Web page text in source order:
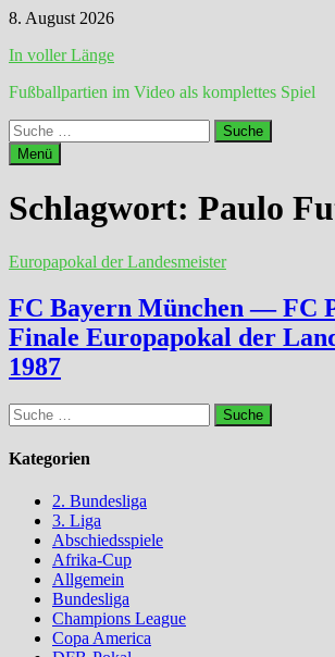
Zum
springen
8. August 2026
In voller Länge
Fußballpartien im Video als komplettes Spiel
Suche
nach:
Menü
Schlagwort: Paulo
Europapokal der Landesmeister
FC Bayern München — FC
Finale Europapokal der
1987
Suche
nach:
Kategorien
2. Bundesliga
3. Liga
Abschiedsspiele
Afrika-Cup
Allgemein
Bundesliga
Champions League
Copa America